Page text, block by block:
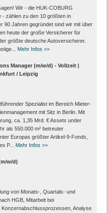
Wir - die HUK-COBURG
- zählen zu den 10 größten in
90 Jahren gegründet sind wir mit über
heute der große Versicherer für
größte deutsche Autoversicherer.
Mehr Infos >>
Manager (m/w/d) - Vollzeit |
/ Leipzig
Spezialist im Bereich Mieter-
mit Sitz in Berlin. Mit
ca. 1,35 Mrd. € Assets under
als 550.000 m² betreuter
Europas größter Artikel-9-Fonds,
P...
Mehr Infos >>
w/d)
von Monats‑, Quartals‑ und
HGB, Mitarbeit bei
Konzernabschlussprozessen, Analyse